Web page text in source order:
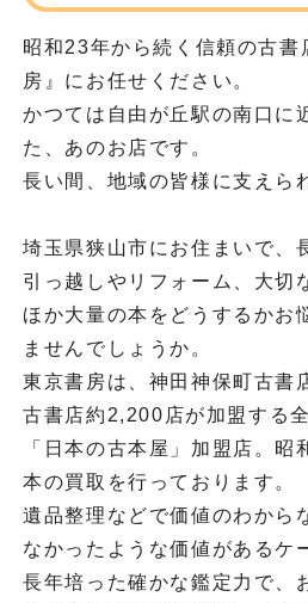
昭和23年から続く信頼の古書
房』にお任せください。
かつては自由が丘駅の南口に
た、あのお店です。
長い間、地域の皆様に支えら
埼玉県狭山市にお住まいで、
引っ越しやリフォーム、大切
ほか大量の本をどうするかお
ませんでしょうか。
東京書房は、神田神保町古書
古書店約2,200店が加盟する
「日本の古本屋」加盟店。
本の買取を行っております。
遺品整理などで価値のわから
なかったような価値があるケ
長年培った確かな鑑定力で、